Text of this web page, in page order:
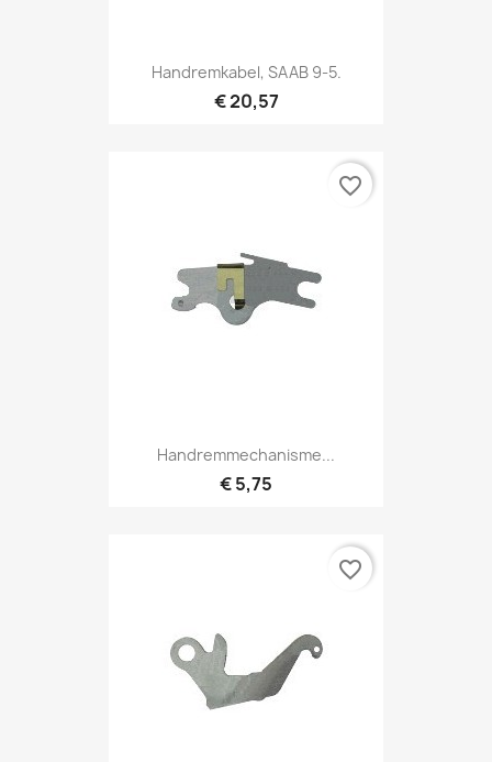
Handremkabel, SAAB 9-5.
€ 20,57
Handremmechanisme...
€ 5,75
favorite_border
favorite_border